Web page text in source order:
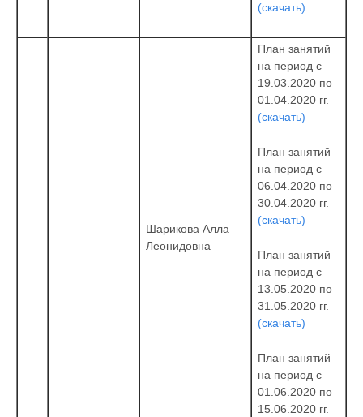
(скачать)
Шарикова Алла
Леонидовна
План занятий
на период с
19.03.2020 по
01.04.2020 гг.
(скачать)
План занятий
на период с
06.04.2020 по
30.04.2020 гг.
(скачать)
План занятий
на период с
13.05.2020 по
31.05.2020 гг.
(скачать)
План занятий
на период с
01.06.2020 по
15.06.2020 гг.